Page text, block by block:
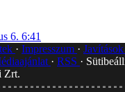
6. 6:41
Impresszum
RSS
Zrt.